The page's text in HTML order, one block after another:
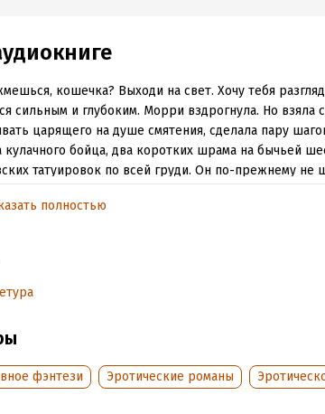
кошечка? Выходи на свет. Хочу тебя
сильным и глубоким. Морри вздрогнула. Но взяла
царящего на душе смятения, сделала пару
кулачного бойца, два коротких шрама на бычьей
татуировок по всей груди. Он по-прежнему не
by Frank Schroeter
under CC BY 4.0: https://filmmusic.io/standard-license
полностью
фэнтези Эротические романы